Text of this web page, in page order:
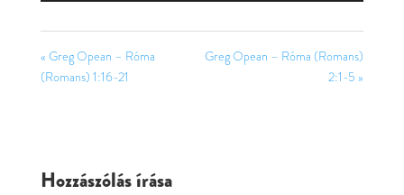
« Greg Opean – Róma
(Romans) 1:16-21
Greg Opean – Róma (Romans)
2:1-5 »
Hozzászólás írása